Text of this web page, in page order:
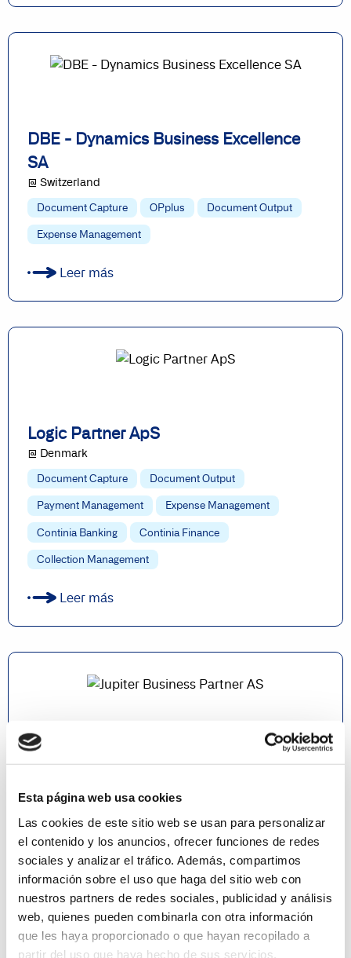
Esta página web usa cookies
Las cookies de este sitio web se usan para personalizar
el contenido y los anuncios, ofrecer funciones de redes
sociales y analizar el tráfico. Además, compartimos
información sobre el uso que haga del sitio web con
nuestros partners de redes sociales, publicidad y análisis
web, quienes pueden combinarla con otra información
que les haya proporcionado o que hayan recopilado a
partir del uso que haya hecho de sus servicios.
DBE - Dynamics Business Excellence
SA
@ Switzerland
Document Capture OPplus Document Output
Expense Management
Leer más
Logic Partner ApS
@ Denmark
Document Capture Document Output
Payment Management Expense Management
Continia Banking Continia Finance
Collection Management
Leer más
Jupiter Business Partner AS
Document Capture Payment Management
Continia Banking
Leer más